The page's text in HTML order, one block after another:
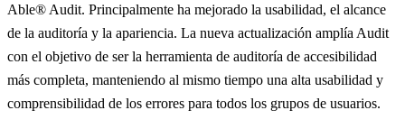
Able® Audit. Principalmente ha mejorado la usabilidad, el alcance
de la auditoría y la apariencia. La nueva actualización amplía Audit
con el objetivo de ser la herramienta de auditoría de accesibilidad
más completa, manteniendo al mismo tiempo una alta usabilidad y
comprensibilidad de los errores para todos los grupos de usuarios.